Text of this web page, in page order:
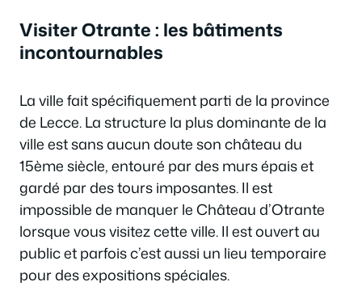
Visiter Otrante : les bâtiments
incontournables
La ville fait spécifiquement parti de la province
de Lecce. La structure la plus dominante de la
ville est sans aucun doute son château du
15ème siècle, entouré par des murs épais et
gardé par des tours imposantes. Il est
impossible de manquer le Château d’Otrante
lorsque vous visitez cette ville. Il est ouvert au
public et parfois c’est aussi un lieu temporaire
pour des expositions spéciales.